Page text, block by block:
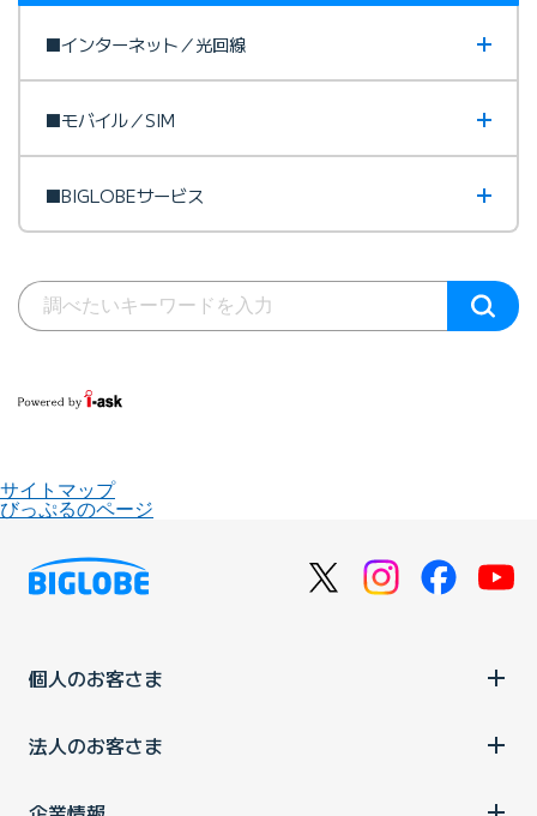
■インターネット／光回線
■モバイル／SIM
■BIGLOBEサービス
サイトマップ
びっぷるのページ
個人のお客さま
法人のお客さま